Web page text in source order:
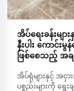
အိပ်ရေးခန်းမျ
နီးပါး ကောင်း
ဖြစ်စေသည့် အခ
အိပ်ရုံများနှင့် အ
ပစ္စည်းများကို ရွေ